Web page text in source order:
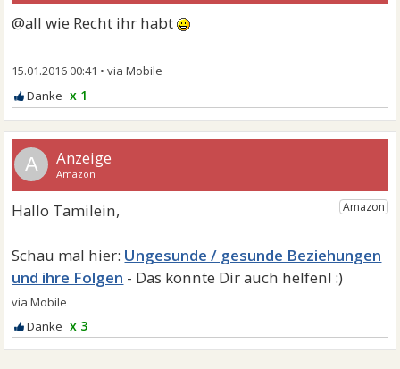
@all wie Recht ihr habt
15.01.2016 00:41 •
x 1
A
Ungesunde / gesunde Beziehungen
und ihre Folgen
x 3